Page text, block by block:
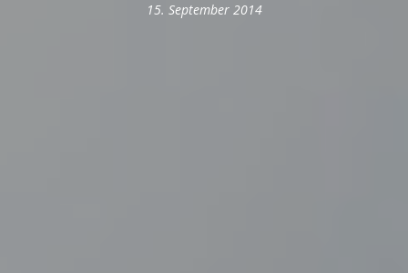
15. September 2014